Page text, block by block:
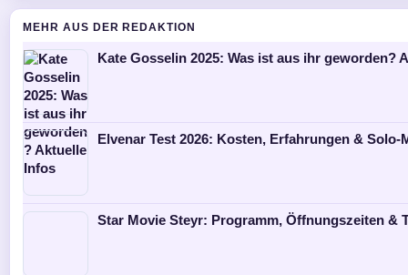
MEHR AUS DER REDAKTION
Kate Gosselin 2025: Was ist aus ihr geworden?
Elvenar Test 2026: Kosten, Erfahrungen & Solo-
Star Movie Steyr: Programm, Öffnungszeiten &